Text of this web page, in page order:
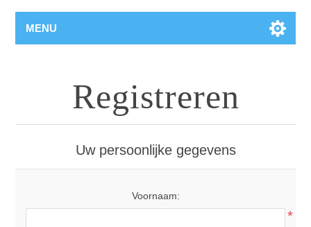
MENU
Registreren
Uw persoonlijke gegevens
Voornaam:
*